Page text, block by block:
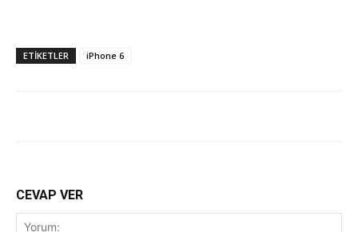
ETİKETLER iPhone 6
CEVAP VER